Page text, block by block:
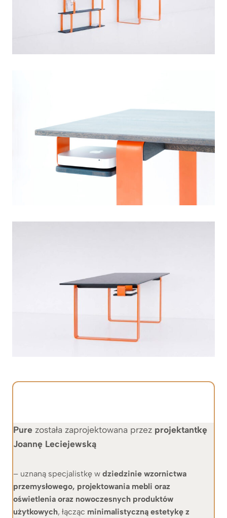
Pure została zaprojektowana przez projektantkę
Joannę Leciejewską
– uznaną specjalistkę w dziedzinie wzornictwa
przemysłowego, projektowania mebli oraz
oświetlenia oraz nowoczesnych produktów
użytkowych, łącząc minimalistyczną estetykę z